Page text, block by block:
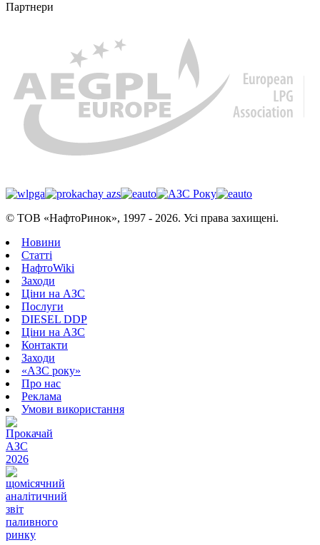
Партнери
© ТОВ «НафтоРинок», 1997 - 2026. Усі права захищені.
Новини
Статті
НафтоWiki
Заходи
Ціни на АЗС
Послуги
DIESEL DDP
Ціни на АЗС
Контакти
Заходи
«АЗС року»
Про нас
Реклама
Умови використання